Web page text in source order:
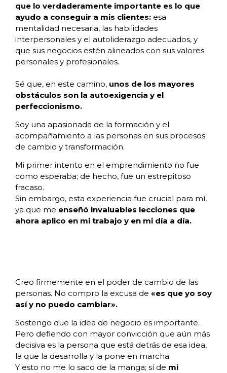
que lo verdaderamente importante es lo que
ayudo a conseguir a mis clientes: esa
mentalidad necesaria, las habilidades
interpersonales y el autoliderazgo adecuados, y
que sus negocios estén alineados con sus valores
personales y profesionales.
Sé que, en este camino, unos de los mayores
obstáculos son la autoexigencia y el
perfeccionismo.
Soy una apasionada de la formación y el
acompañamiento a las personas en sus procesos
de cambio y transformación.
Mi primer intento en el emprendimiento no fue
como esperaba; de hecho, fue un estrepitoso
fracaso.
Sin embargo, esta experiencia fue crucial para mí,
ya que me enseñó invaluables lecciones que
ahora aplico en mi trabajo y en mi día a día.
Creo firmemente en el poder de cambio de las
personas. No compro la excusa de «es que yo soy
así y no puedo cambiar».
Sostengo que la idea de negocio es importante.
Pero defiendo con mayor convicción que aún más
decisiva es la persona que está detrás de esa idea,
la que la desarrolla y la pone en marcha.
Y esto no me lo saco de la manga; sí de mi